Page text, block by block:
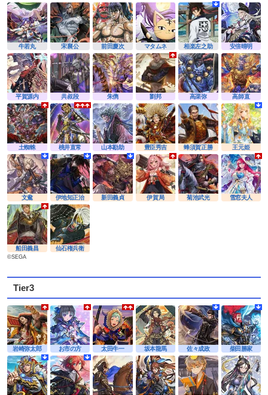
牛若丸 宋襄公 前田慶次 マタムネ 相楽左之助 安倍晴明
平賀源内 共叔段 朱儁 劉邦 高渠弥 高師直
土蜘蛛 桃井直常 山本勘助 豊臣秀吉 蜂須賀正勝 王元姫
文鴦 伊地知正治 新田義貞 伊賀局 菊池武光 雪窓夫人
船田義昌 仙石権兵衛
©SEGA
Tier3
岩崎弥太郎 お市の方 太田牛一 坂本龍馬 佐々成政 柴田勝家